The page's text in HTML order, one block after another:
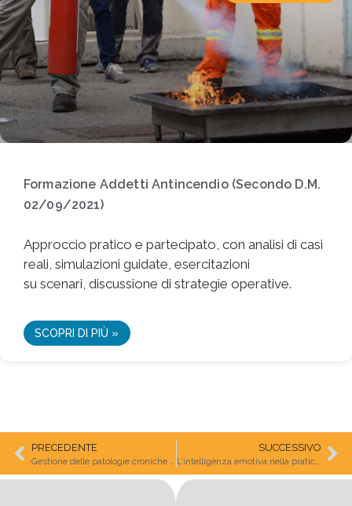
Formazione Addetti Antincendio (Secondo D.M.
02/09/2021)
Approccio pratico e partecipato, con analisi di casi
reali, simulazioni guidate, esercitazioni
su scenari, discussione di strategie operative.
SCOPRI DI PIÙ »
PRECEDENTE SUCCESSIVO
L’intelligenza emotiva nella pratica educativa